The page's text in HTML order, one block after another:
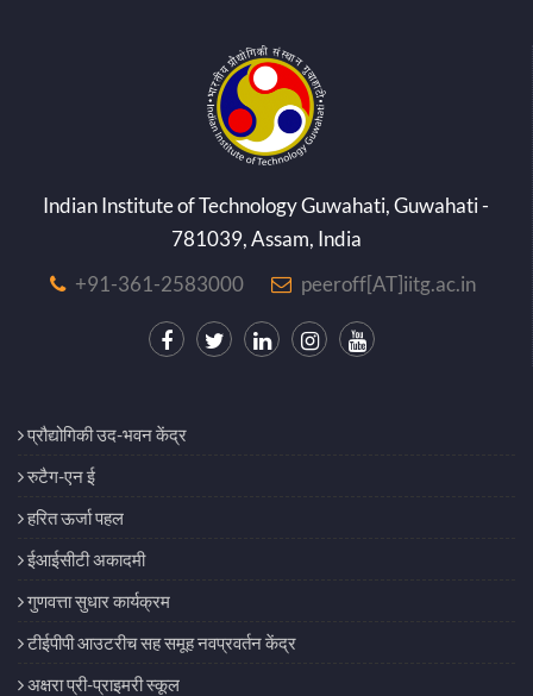
Indian Institute of Technology Guwahati, Guwahati -
781039, Assam, India
+91-361-2583000
peeroff[AT]iitg.ac.in
प्रौद्योगिकी उद-भवन केंद्र
रुटैग-एन ई
हरित ऊर्जा पहल
ईआईसीटी अकादमी
गुणवत्ता सुधार कार्यक्रम
टीईपीपी आउटरीच सह समूह नवप्रवर्तन केंद्र
अक्षरा प्री-प्राइमरी स्कूल